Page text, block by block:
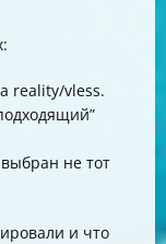
reality/vless.
не тот
и что